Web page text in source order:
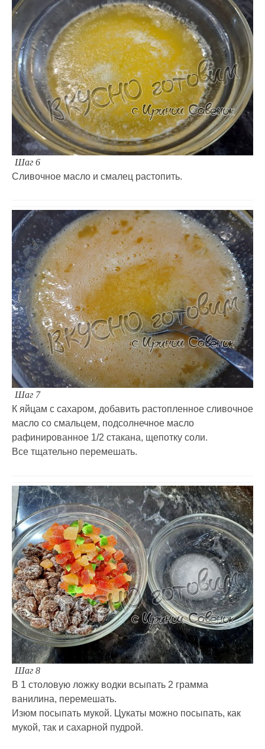
Шаг 6
Сливочное масло и смалец растопить.
Шаг 7
К яйцам с сахаром, добавить растопленное сливочное
масло со смальцем, подсолнечное масло
рафинированное 1/2 стакана, щепотку соли.
Все тщательно перемешать.
Шаг 8
В 1 столовую ложку водки всыпать 2 грамма
ванилина, перемешать.
Изюм посыпать мукой. Цукаты можно посыпать, как
мукой, так и сахарной пудрой.